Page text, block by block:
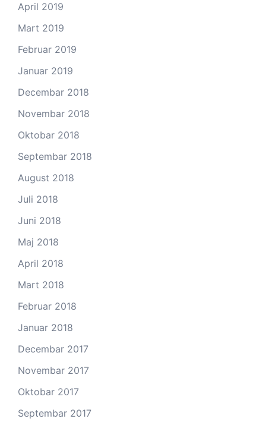
April 2019
Mart 2019
Februar 2019
Januar 2019
Decembar 2018
Novembar 2018
Oktobar 2018
Septembar 2018
August 2018
Juli 2018
Juni 2018
Maj 2018
April 2018
Mart 2018
Februar 2018
Januar 2018
Decembar 2017
Novembar 2017
Oktobar 2017
Septembar 2017